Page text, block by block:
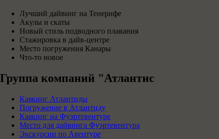
Лучший дайвинг на Тенерифе
Акулы и скаты
Новый стиль подводного плавания
Стажировка в дайв-центре
Место погружения Канары
Что-то новое
Группа компаний "Атлантис
Каякинг Атлантиды
Погружение в Атлантиду
Каякинг на Фуэртевентуре
Место для дайвинга Фуэртевентура
Экскурсии по Авентуре